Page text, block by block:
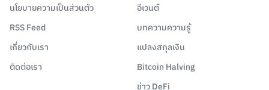
นโยบายความเป็นส่วนตัว
RSS Feed
เกี่ยวกับเรา
ติดต่อเรา
อีเวนต์
บทความความรู้
แปลงสกุลเงิน
Bitcoin Halving
ข่าว DeFi